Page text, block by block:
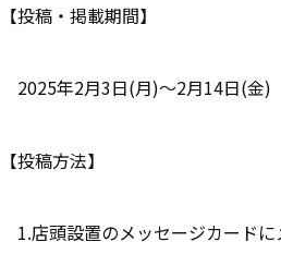
【投稿・掲載期間】
2025年2月3日(月)～2月14日(金)
【投稿方法】
1.店頭設置のメッセージカード